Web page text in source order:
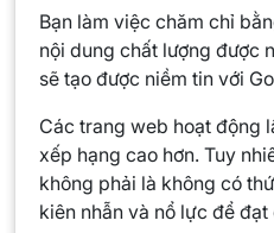
Bạn làm việc chăm chỉ
nội dung chất lượng được
sẽ tạo được niềm tin với
Các trang web hoạt động
xếp hạng cao hơn. Tuy
không phải là không có
kiên nhẫn và nổ lực để đạt